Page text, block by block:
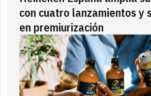
con cuatro lanzamientos y
en premiurización